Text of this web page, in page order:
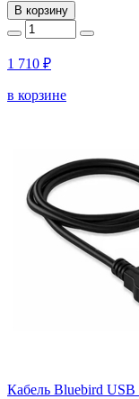
В корзину
1 710 ₽
в корзине
Кабель Bluebird USB